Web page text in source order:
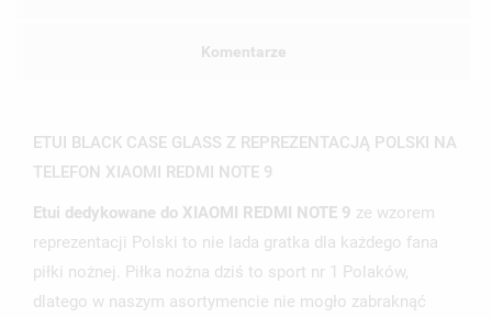
Komentarze
ETUI BLACK CASE GLASS Z REPREZENTACJĄ POLSKI NA
TELEFON XIAOMI REDMI NOTE 9
Etui dedykowane do XIAOMI REDMI NOTE 9 ze wzorem
reprezentacji Polski to nie lada gratka dla każdego fana
piłki nożnej. Piłka nożna dziś to sport nr 1 Polaków,
dlatego w naszym asortymencie nie mogło zabraknąć